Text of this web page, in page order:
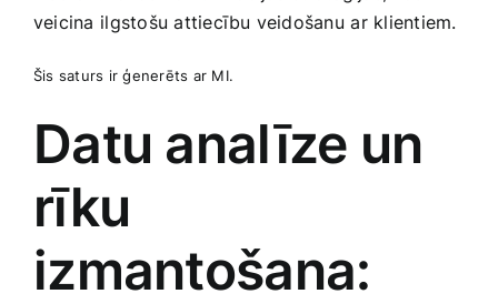
veicina⁤ ilgstošu‍ attiecību ‍veidošanu ⁣ar klientiem.
Šis saturs ir ģenerēts ar ⁤MI.
Datu analīze un
rīku
izmantošana: